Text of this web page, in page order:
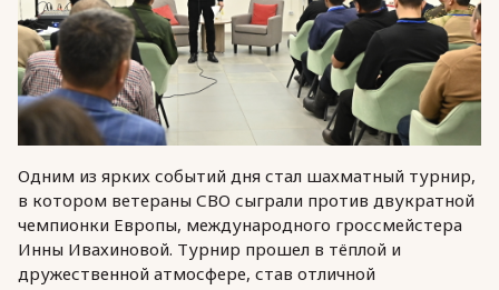
Одним из ярких событий дня стал шахматный турнир,
в котором ветераны СВО сыграли против двукратной
чемпионки Европы, международного гроссмейстера
Инны Ивахиновой. Турнир прошел в тёплой и
дружественной атмосфере, став отличной